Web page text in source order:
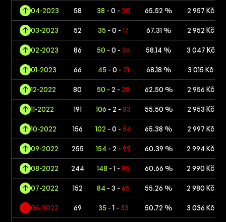
04-2023 58 38 - 0 - 20 65.52 % 2 957 Kč
03-2023 52 35 - 0 -17 67.31 % 2 952 Kč
02-2023 86 50- 0 - 36 58.14 % 3 047 Kč
01-2023 66 45- 0 - 21 68.18 % 3 015 Kč
12-2022 80 50 - 2 -28 62.50 % 2 956 Kč
11-2022 191 106 - 2 -83 55.50 % 2 953 Kč
10-2022 156 102 - 0 -54 65.38 % 2 997 Kč
09-2022 255 154 - 2 -99 60.39 % 2 994 Kč
08-2022 244 148 - 1 -95 60.66 % 2 990 Kč
07-2022 152 84 - 3 -65 55.26 % 2 980 Kč
06-2022 69 35- 1 - 33 50.72 % 3 036 Kč